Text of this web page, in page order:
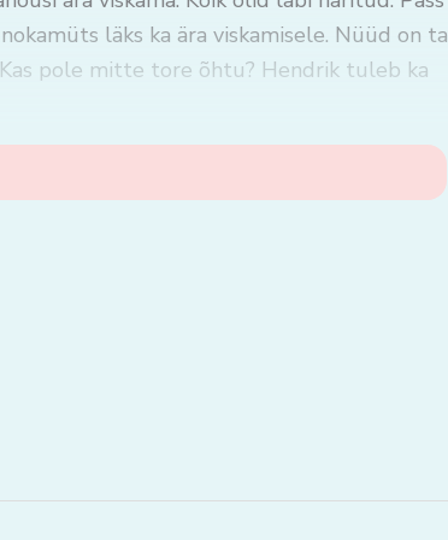
läks ka ära viskamisele. Nüüd on ta
pole mitte tore õhtu? Hendrik tuleb ka